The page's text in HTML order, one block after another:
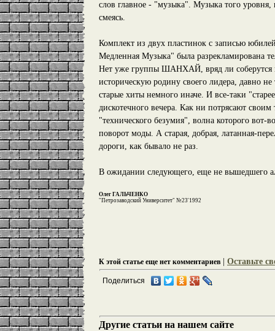
слов главное - "музыка". Музыка того
смеясь.
Комплект из двух пластинок с записью
Медленная Музыка" была разрекламирована
Нет уже группы ШАНХАЙ, вряд ли
историческую родину своего лидера, давно
старые хиты немного иначе. И все-таки
дискотечного вечера. Как ни потрясают
"технического безумия", волна которого
поворот моды. А старая, добрая, латанная-
дороги, как бывало не раз.
В ожидании следующего, еще не вышедшего
Олег ГАЛЬЧЕНКО
"Петрозаводский Университет" №23'1992
К этой статье еще нет комментариев Оставьте
Поделиться
Другие статьи на нашем сайте